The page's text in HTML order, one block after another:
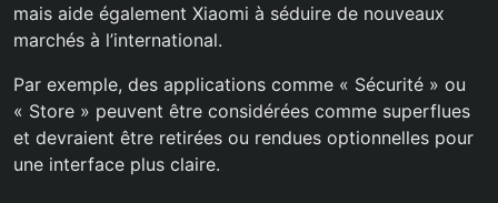
mais aide également Xiaomi à séduire de nouveaux
marchés à l’international.
Par exemple, des applications comme « Sécurité » ou
« Store » peuvent être considérées comme superflues
et devraient être retirées ou rendues optionnelles pour
une interface plus claire.